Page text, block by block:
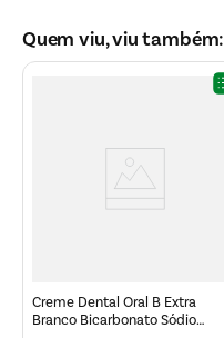
Quem viu, viu também:
Creme Dental Oral B Extra
Branco Bicarbonato Sódio